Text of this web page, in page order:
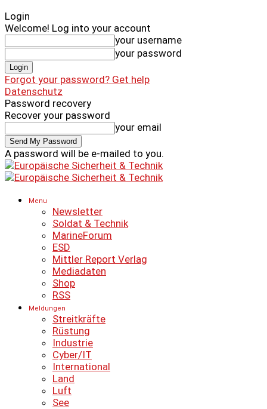
Login
Welcome! Log into your account
your username
your password
Forgot your password? Get help
Datenschutz
Password recovery
Recover your password
your email
A password will be e-mailed to you.
Menu
Newsletter
Soldat & Technik
MarineForum
ESD
Mittler Report Verlag
Mediadaten
Shop
RSS
Meldungen
Streitkräfte
Rüstung
Industrie
Cyber/IT
International
Land
Luft
See